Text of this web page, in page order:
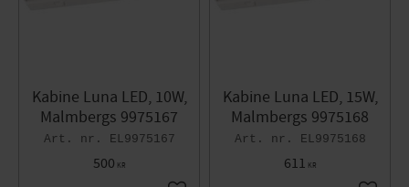
Kabine Luna LED, 10W,
Malmbergs 9975167
EL9975167
500 KR
Kabine Luna LED, 15W,
Malmbergs 9975168
EL9975168
611 KR